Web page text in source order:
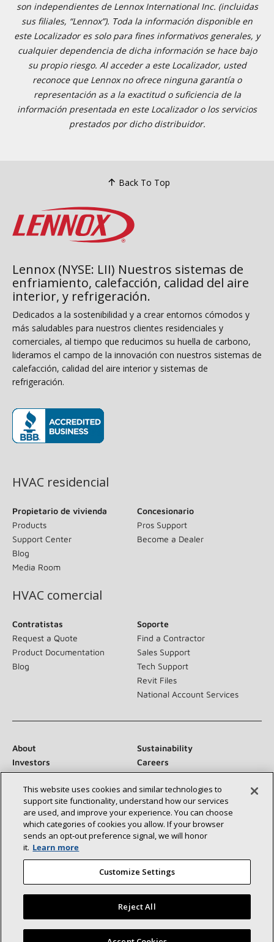
son independientes de Lennox International Inc. (incluidas
sus filiales, “Lennox”). Toda la información disponible en
este Localizador es solo para fines informativos generales, y
cualquier dependencia de dicha información se hace bajo
su propio riesgo. Al acceder a este Localizador, usted
reconoce que Lennox no ofrece ninguna garantía o
representación as a la exactitud o suficiencia de la
información presentada en este Localizador o los servicios
prestados por dicho distribuidor.
Back To Top
Lennox (NYSE: LII) Nuestros sistemas de
enfriamiento, calefacción, calidad del aire
interior, y refrigeración.
Dedicados a la sostenibilidad y a crear entornos cómodos y
más saludables para nuestros clientes residenciales y
comerciales, al tiempo que reducimos su huella de carbono,
lideramos el campo de la innovación con nuestros sistemas de
calefacción, calidad del aire interior y sistemas de
refrigeración.
HVAC residencial
Propietario de vivienda
Products
Support Center
Blog
Media Room
Concesionario
Pros Support
Become a Dealer
HVAC comercial
Contratistas
Request a Quote
Product Documentation
Blog
Soporte
Find a Contractor
Sales Support
Tech Support
Revit Files
National Account Services
About
Sustainability
Investors
Careers
Suppliers
Contact Us
Newsroom
Conéctese con nosotros:
©2026 Lennox International Inc.
Site Map
This website uses cookies and similar technologies to
support site functionality, understand how our services
are used, and improve your experience. You can choose
which categories of cookies you allow. If your browser
sends an opt‑out preference signal, we will honor
it. Learn more
Customize Settings
Reject All